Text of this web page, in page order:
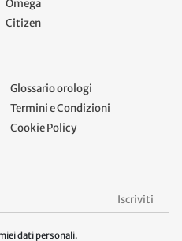
Omega
Citizen
Glossario orologi
Termini e Condizioni
Cookie Policy
dati personali.